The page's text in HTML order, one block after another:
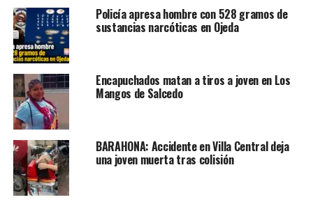
Policía apresa hombre con 528 gramos de
sustancias narcóticas en Ojeda
Encapuchados matan a tiros a joven en Los
Mangos de Salcedo
BARAHONA: Accidente en Villa Central deja
una joven muerta tras colisión